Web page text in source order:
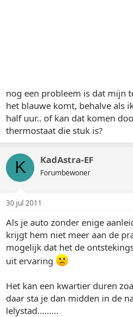
nog een probleem is dat mijn
het blauwe komt, behalve als
half uur.. of kan dat komen
thermostaat die stuk is?
K KadAstra-EF
Forumbewoner
30 jul 2011
Als je auto zonder enige
krijgt hem niet meer aan de
mogelijk dat het de
uit ervaring
Het kan een kwartier duren
daar sta je dan midden in de
lelystad.........